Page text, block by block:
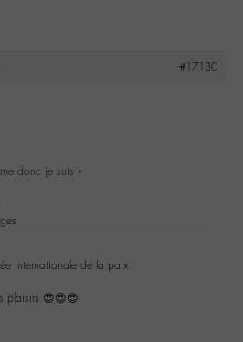
#17130
donc je suis »
internationale de la paix
plaisirs 😍😍😍